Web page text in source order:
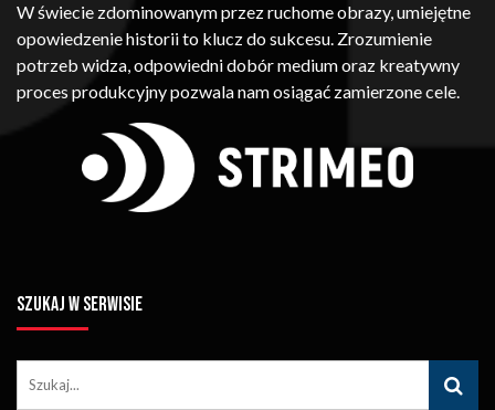
W świecie zdominowanym przez ruchome obrazy, umiejętne
opowiedzenie historii to klucz do sukcesu. Zrozumienie
potrzeb widza, odpowiedni dobór medium oraz kreatywny
proces produkcyjny pozwala nam osiągać zamierzone cele.
SZUKAJ W SERWISIE